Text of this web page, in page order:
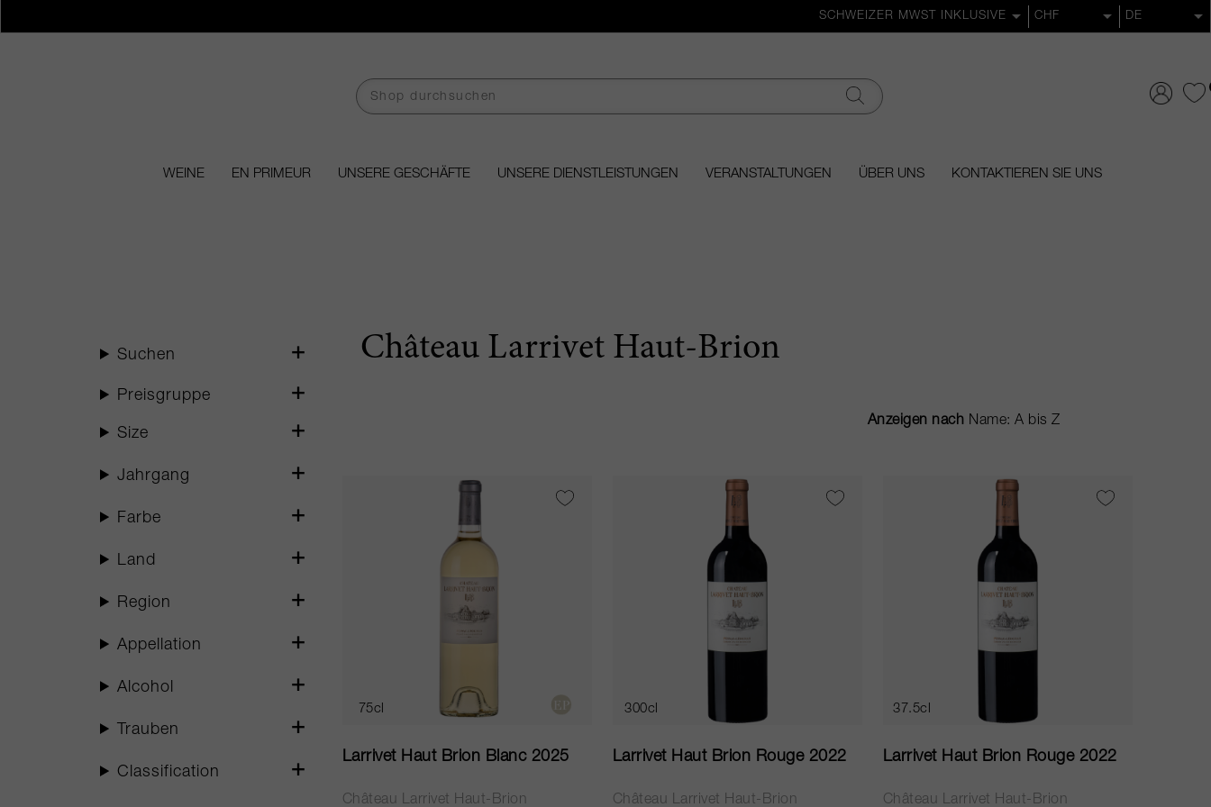
WEINE EN PRIMEUR UNSERE GESCHÄFTE UNSERE DIENSTLEISTUNGEN VERANSTALTUNGEN ÜBER UNS KONTAKTIEREN SIE UNS
Château Larrivet Haut-Brion
Anzeigen nach
75cl
Larrivet Haut Brion Blanc 2025
Château Larrivet Haut-Brion
300cl
Larrivet Haut Brion Rouge 2022
Château Larrivet Haut-Brion
37.5cl
Larrivet Haut Brion Rouge 2022
Château Larrivet Haut-Brion
Suchen
Preisgruppe
Size
Jahrgang
Farbe
Land
Region
Appellation
Alcohol
Trauben
Classification